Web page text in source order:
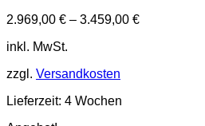
2.969,00 € – 3.459,00 €
inkl. MwSt.
zzgl. Versandkosten
Lieferzeit: 4 Wochen